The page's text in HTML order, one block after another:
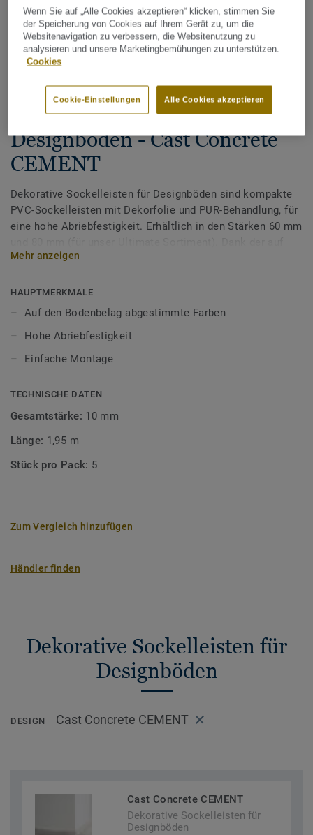
Alle Designs anzeigen (200)
Dekorative Sockelleisten für
Designböden - Cast Concrete
CEMENT
Dekorative Sockelleisten für Designböden sind kompakte
PVC-Sockelleisten mit Dekorfolie und PUR-Behandlung, für
eine hohe Abriebfestigkeit. Erhältlich in den Stärken 60 mm
unsere Designböden abgestimmten Farben sorgen Sie für
Mehr anzeigen
HAUPTMERKMALE
Auf den Bodenbelag abgestimmte Farben
Hohe Abriebfestigkeit
Einfache Montage
TECHNISCHE DATEN
Gesamtstärke: 10 mm
Länge: 1,95 m
Stück pro Pack: 5
Zum Vergleich hinzufügen
Händler finden
Dekorative Sockelleisten für
Designböden
DESIGN Cast Concrete CEMENT
Cast Concrete CEMENT
Dekorative Sockelleisten für
Designböden
Wenn Sie auf „Alle Cookies akzeptieren“ klicken, stimmen Sie
der Speicherung von Cookies auf Ihrem Gerät zu, um die
Websitenavigation zu verbessern, die Websitenutzung zu
analysieren und unsere Marketingbemühungen zu unterstützen.
Cookies
Alle Cookies akzeptieren
Cookie-Einstellungen